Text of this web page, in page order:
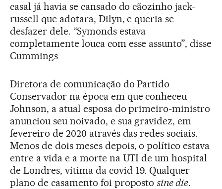
casal já havia se cansado do cãozinho jack-
russell que adotara, Dilyn, e queria se
desfazer dele. “Symonds estava
completamente louca com esse assunto”, disse
Cummings
Diretora de comunicação do Partido
Conservador na época em que conheceu
Johnson, a atual esposa do primeiro-ministro
anunciou seu noivado, e sua gravidez, em
fevereiro de 2020 através das redes sociais.
Menos de dois meses depois, o político estava
entre a vida e a morte na UTI de um hospital
de Londres, vítima da covid-19. Qualquer
plano de casamento foi propostosine die.